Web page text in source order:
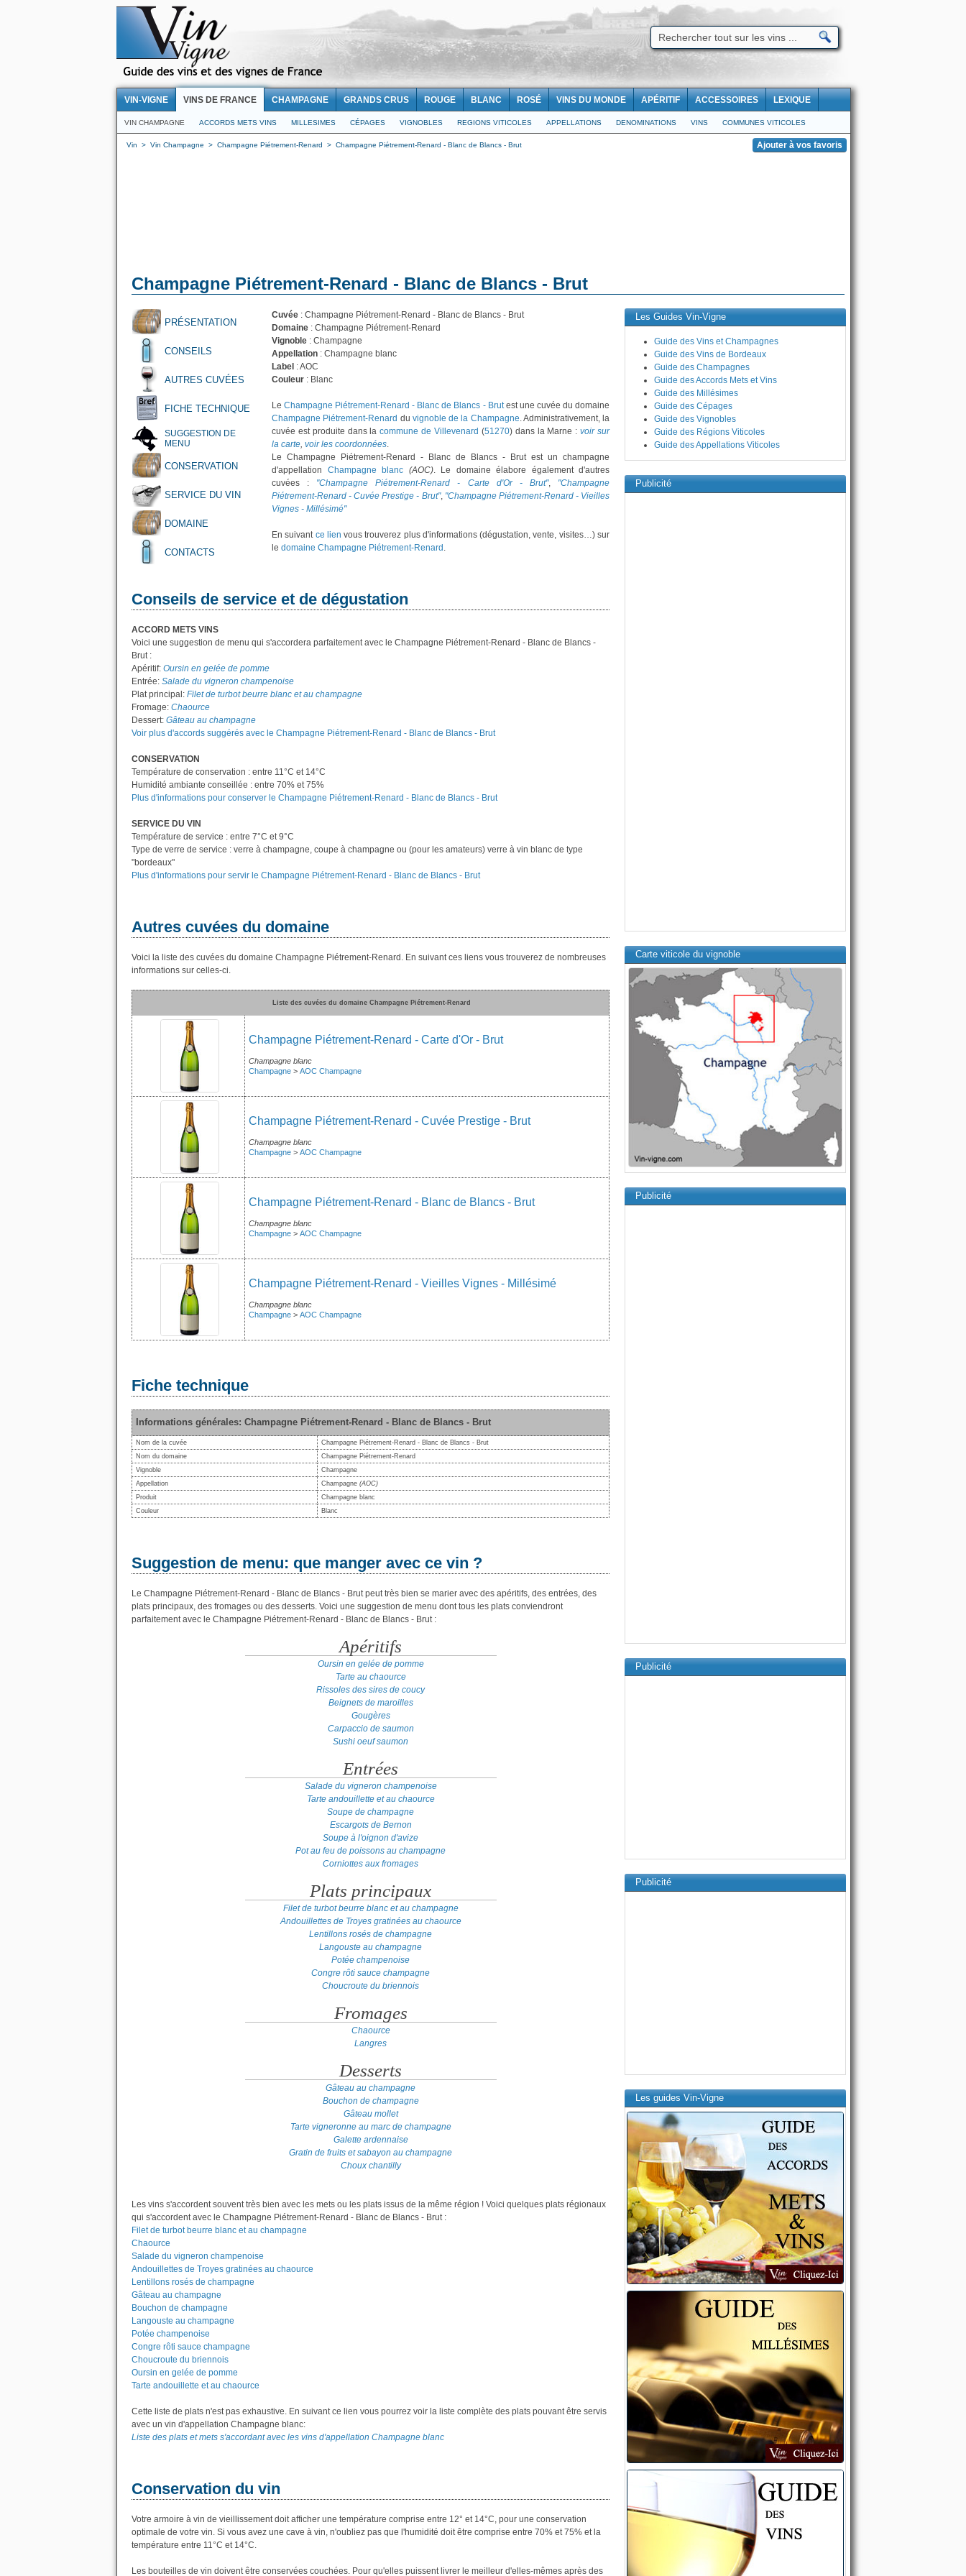
VIN-VIGNE VINS DE FRANCE CHAMPAGNE GRANDS CRUS ROUGE BLANC ROSÉ VINS DU MONDE APÉRITIF ACCESSOIRES LEXIQUE
VIN CHAMPAGNE ACCORDS METS VINS MILLESIMES CÉPAGES VIGNOBLES REGIONS VITICOLES APPELLATIONS DENOMINATIONS VINS COMMUNES VITICOLES
Vin > Vin Champagne > Champagne Piétrement-Renard > Champagne Piétrement-Renard - Blanc de Blancs - Brut
Champagne Piétrement-Renard - Blanc de Blancs - Brut
PRÉSENTATION
CONSEILS
AUTRES CUVÉES
FICHE TECHNIQUE
SUGGESTION DE
MENU
CONSERVATION
SERVICE DU VIN
DOMAINE
CONTACTS
Cuvée : Champagne Piétrement-Renard - Blanc de Blancs - Brut
Domaine : Champagne Piétrement-Renard
Vignoble : Champagne
Appellation : Champagne blanc
Label : AOC
Couleur : Blanc
LeChampagne Piétrement-Renard - Blanc de Blancs - Brutest une cuvée du domaine
Champagne Piétrement-Renard du vignoble de la Champagne. Administrativement, la
cuvée est produite dans lacommune de Villevenard (51270) dans la Marne :voir sur
la carte, voir les coordonnées.
Le Champagne Piétrement-Renard - Blanc de Blancs - Brut est un champagne
d'appellation Champagne blanc (AOC). Le domaine élabore également d'autres
cuvées : "Champagne Piétrement-Renard - Carte d'Or - Brut", "Champagne
Piétrement-Renard - Cuvée Prestige - Brut", "Champagne Piétrement-Renard - Vieilles
Vignes - Millésimé"
En suivant ce lien vous trouverez plus d'informations (dégustation, vente, visites…) sur
le domaine Champagne Piétrement-Renard .
Conseils de service et de dégustation
ACCORD METS VINS
Voici une suggestion de menu qui s'accordera parfaitement avec le Champagne Piétrement-Renard - Blanc de Blancs -
Brut :
Apéritif: Oursin en gelée de pomme
Entrée: Salade du vigneron champenoise
Plat principal: Filet de turbot beurre blanc et au champagne
Fromage: Chaource
Dessert: Gâteau au champagne
Voir plus d'accords suggérés avec le Champagne Piétrement-Renard - Blanc de Blancs - Brut
CONSERVATION
Température de conservation : entre 11°C et 14°C
Humidité ambiante conseillée : entre 70% et 75%
Plus d'informations pour conserver le Champagne Piétrement-Renard - Blanc de Blancs - Brut
SERVICE DU VIN
Température de service : entre 7°C et 9°C
Type de verre de service : verre à champagne, coupe à champagne ou (pour les amateurs) verre à vin blanc de type
"bordeaux"
Plus d'informations pour servir le Champagne Piétrement-Renard - Blanc de Blancs - Brut
Autres cuvées du domaine
Voici la liste des cuvées du domaine Champagne Piétrement-Renard. En suivant ces liens vous trouverez de nombreuses
informations sur celles-ci.
Liste des cuvées du domaine Champagne Piétrement-Renard
Champagne Piétrement-Renard - Carte d'Or - Brut
Champagne blanc
Champagne > AOC Champagne
Champagne Piétrement-Renard - Cuvée Prestige - Brut
Champagne blanc
Champagne > AOC Champagne
Champagne Piétrement-Renard - Blanc de Blancs - Brut
Champagne blanc
Champagne > AOC Champagne
Champagne Piétrement-Renard - Vieilles Vignes - Millésimé
Champagne blanc
Champagne > AOC Champagne
Fiche technique
Informations générales: Champagne Piétrement-Renard - Blanc de Blancs - Brut
Nom de la cuvée
Champagne Piétrement-Renard - Blanc de Blancs - Brut
Nom du domaine
Champagne Piétrement-Renard
Vignoble
Champagne
Appellation
Champagne (AOC)
Produit
Champagne blanc
Couleur
Blanc
Suggestion de menu: que manger avec ce vin ?
Le Champagne Piétrement-Renard - Blanc de Blancs - Brut peut très bien se marier avec des apéritifs, des entrées, des
plats principaux, des fromages ou des desserts. Voici une suggestion de menu dont tous les plats conviendront
parfaitement avec le Champagne Piétrement-Renard - Blanc de Blancs - Brut :
Apéritifs
Oursin en gelée de pomme
Tarte au chaource
Rissoles des sires de coucy
Beignets de maroilles
Gougères
Carpaccio de saumon
Sushi oeuf saumon
Entrées
Salade du vigneron champenoise
Tarte andouillette et au chaource
Soupe de champagne
Escargots de Bernon
Soupe à l'oignon d'avize
Pot au feu de poissons au champagne
Corniottes aux fromages
Plats principaux
Filet de turbot beurre blanc et au champagne
Andouillettes de Troyes gratinées au chaource
Lentillons rosés de champagne
Langouste au champagne
Potée champenoise
Congre rôti sauce champagne
Choucroute du briennois
Fromages
Chaource
Langres
Desserts
Gâteau au champagne
Bouchon de champagne
Gâteau mollet
Tarte vigneronne au marc de champagne
Galette ardennaise
Gratin de fruits et sabayon au champagne
Choux chantilly
Les vins s'accordent souvent très bien avec les mets ou les plats issus de la même région ! Voici quelques plats régionaux
qui s'accordent avec le Champagne Piétrement-Renard - Blanc de Blancs - Brut :
Filet de turbot beurre blanc et au champagne
Chaource
Salade du vigneron champenoise
Andouillettes de Troyes gratinées au chaource
Lentillons rosés de champagne
Gâteau au champagne
Bouchon de champagne
Langouste au champagne
Potée champenoise
Congre rôti sauce champagne
Choucroute du briennois
Oursin en gelée de pomme
Tarte andouillette et au chaource
Cette liste de plats n'est pas exhaustive. En suivant ce lien vous pourrez voir la liste complète des plats pouvant être servis
avec un vin d'appellation Champagne blanc:
Liste des plats et mets s'accordant avec les vins d'appellation Champagne blanc
Conservation du vin
Votre armoire à vin de vieillissement doit afficher une température comprise entre 12° et 14°C, pour une conservation
optimale de votre vin. Si vous avez une cave à vin, n'oubliez pas que l'humidité doit être comprise entre 70% et 75% et la
température entre 11°C et 14°C.
Les bouteilles de vin doivent être conservées couchées. Pour qu'elles puissent livrer le meilleur d'elles-mêmes après des
Les Guides Vin-Vigne
Guide des Vins et Champagnes
Guide des Vins de Bordeaux
Guide des Champagnes
Guide des Accords Mets et Vins
Guide des Millésimes
Guide des Cépages
Guide des Vignobles
Guide des Régions Viticoles
Guide des Appellations Viticoles
Publicité
Carte viticole du vignoble
Publicité
Publicité
Publicité
Les guides Vin-Vigne